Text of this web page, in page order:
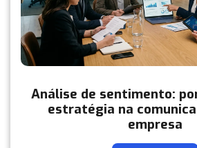
Análise de sentimento:
estratégia na
empresa